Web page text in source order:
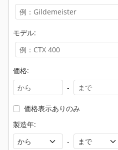
モデル:
価格:
-
価格表示ありのみ
製造年:
-